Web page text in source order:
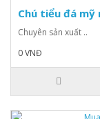
Chú tiểu đá mỹ
Chuyên sản xuất ..
0 VNĐ